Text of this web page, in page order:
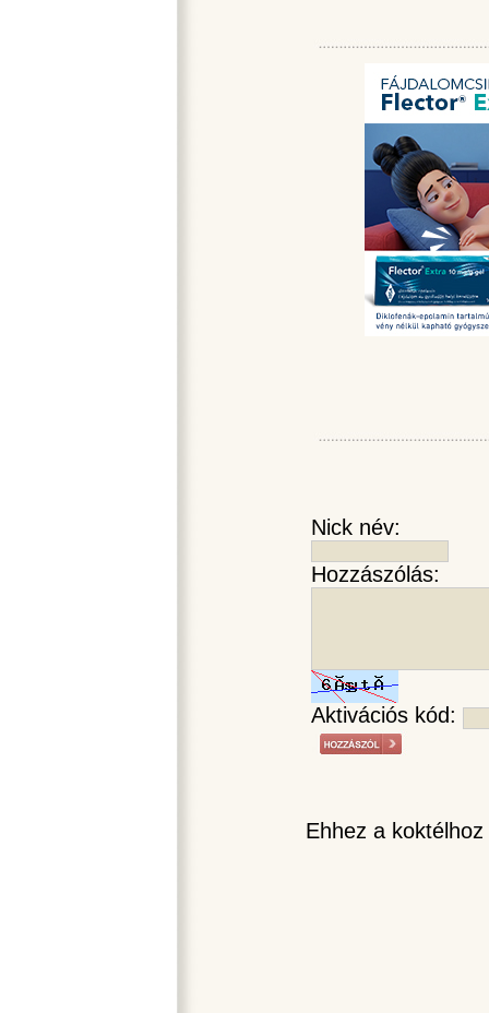
Nick név:
Hozzászólás:
Aktivációs kód:
Ehhez a